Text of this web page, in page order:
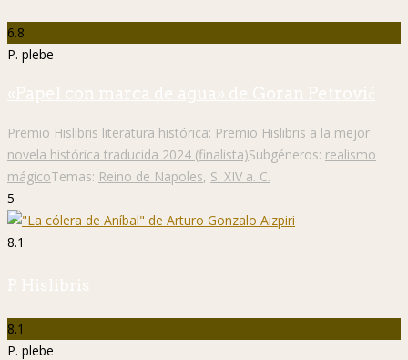
6.8
P. plebe
«Papel con marca de agua» de Goran Petrović
Premio Hislibris literatura histórica: Premio Hislibris a la mejor
novela histórica traducida 2024 (finalista)Subgéneros: realismo
mágicoTemas: Reino de Napoles, S. XIV a. C.
5
8.1
P. Hislibris
8.1
P. plebe